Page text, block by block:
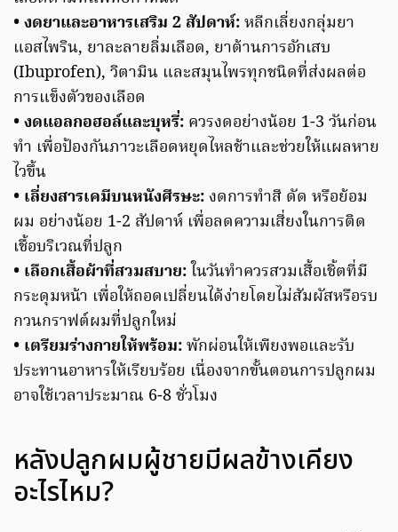
• งดยาและอาหารเสริม 2 สัปดาห์:หลีกเลี่ยงกลุ่มยา
แอสไพริน, ยาละลายลิ่มเลือด, ยาต้านการอักเสบ
(Ibuprofen), วิตามิน และสมุนไพรทุกชนิดที่ส่งผลต่อ
การแข็งตัวของเลือด
• งดแอลกอฮอล์และบุหรี่: ควรงดอย่างน้อย 1-3 วันก่อน
ทำ เพื่อป้องกันภาวะเลือดหยุดไหลช้าและช่วยให้แผลหาย
ไวขึ้น
• เลี่ยงสารเคมีบนหนังศีรษะ:งดการทำสี ดัด หรือย้อม
ผม อย่างน้อย 1-2 สัปดาห์ เพื่อลดความเสี่ยงในการติด
เชื้อบริเวณที่ปลูก
• เลือกเสื้อผ้าที่สวมสบาย:ในวันทำควรสวมเสื้อเชิ้ตที่มี
กระดุมหน้า เพื่อให้ถอดเปลี่ยนได้ง่ายโดยไม่สัมผัสหรือรบ
กวนกราฟต์ผมที่ปลูกใหม่
• เตรียมร่างกายให้พร้อม:พักผ่อนให้เพียงพอและรับ
ประทานอาหารให้เรียบร้อย เนื่องจากขั้นตอนการปลูกผม
อาจใช้เวลาประมาณ 6-8 ชั่วโมง
หลังปลูกผมผู้ชายมีผลข้างเคียง
อะไรไหม?